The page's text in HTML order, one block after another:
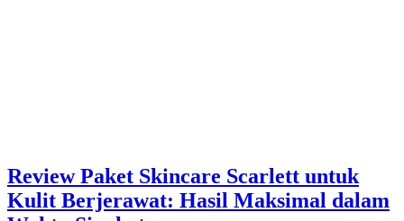
Review Paket Skincare Scarlett untuk
Kulit Berjerawat: Hasil Maksimal dalam